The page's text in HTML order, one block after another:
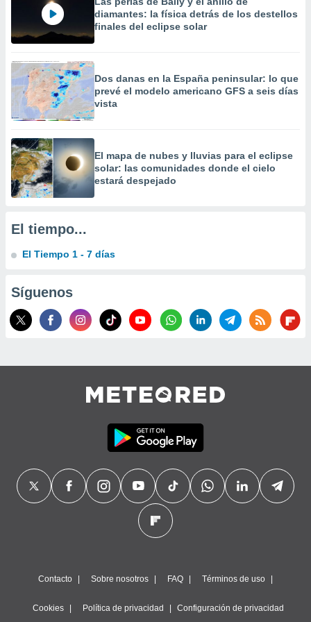
crear un
uso de
la
contenido
medir el
la
del
de
o a través
de
de
con el
e
mediante
1199
diamantes: la física detrás de los destellos
finales del eclipse solar
Dos danas en la España peninsular: lo que
prevé el modelo americano GFS a seis días
vista
​El mapa de nubes y lluvias para el eclipse
solar: las comunidades donde el cielo
estará despejado
El tiempo...
El Tiempo 1 - 7 días
Síguenos
Contacto Sobre nosotros FAQ Términos de uso
Cookies Política de privacidad Configuración de privacidad